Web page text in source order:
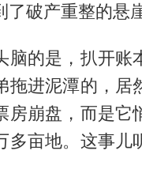
破产重整的悬
脑的是，扒开账
拖进泥潭的，居
房崩盘，而是它
多亩地。这事儿